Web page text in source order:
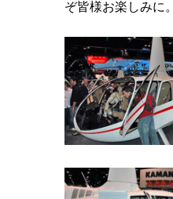
ぞ皆様お楽しみに。